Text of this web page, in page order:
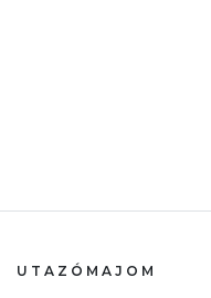
UTAZÓMAJOM